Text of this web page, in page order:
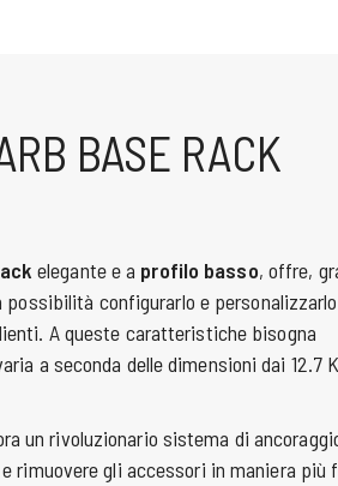
BASE RACK
elegante e a profilo basso, offre,
configurarlo e personalizzarlo
A queste caratteristiche bisogna
a seconda delle dimensioni dai 12.7
un rivoluzionario sistema di
rimuovere gli accessori in maniera più